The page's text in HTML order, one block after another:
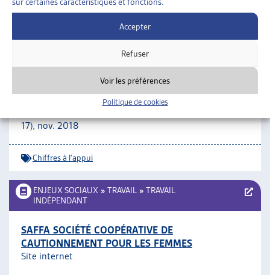
Accepter
Refuser
Voir les préférences
Politique de cookies
ENJEUX SOCIAUX»TRAVAIL»CHIFFRES À L’APPUI
JEUNES ET DES JEUNES ADULTES SUR LE
MARCHÉ DU TRAVAIL
17), nov. 2018
Chiffres à l'appui
ENJEUX SOCIAUX » TRAVAIL » TRAVAIL
INDÉPENDANT
SAFFA SOCIÉTÉ COOPÉRATIVE DE
CAUTIONNEMENT POUR LES FEMMES
Site internet